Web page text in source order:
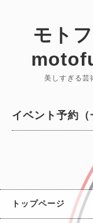
モト
美しすぎる
イベント予約（
トップページ